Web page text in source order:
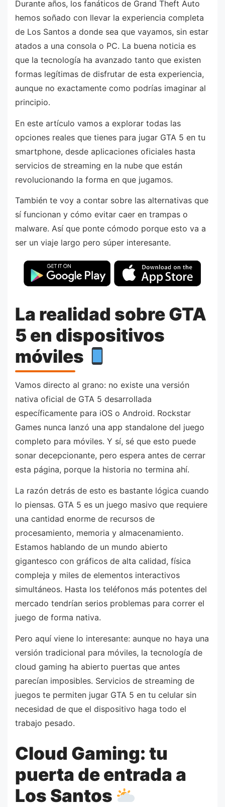
Durante años, los fanáticos de Grand Theft Auto
hemos soñado con llevar la experiencia completa
de Los Santos a donde sea que vayamos, sin estar
atados a una consola o PC. La buena noticia es
que la tecnología ha avanzado tanto que existen
formas legítimas de disfrutar de esta experiencia,
aunque no exactamente como podrías imaginar al
principio.
En este artículo vamos a explorar todas las
opciones reales que tienes para jugar GTA 5 en tu
smartphone, desde aplicaciones oficiales hasta
servicios de streaming en la nube que están
revolucionando la forma en que jugamos.
También te voy a contar sobre las alternativas que
sí funcionan y cómo evitar caer en trampas o
malware. Así que ponte cómodo porque esto va a
ser un viaje largo pero súper interesante.
La realidad sobre GTA
5 en dispositivos
móviles
Vamos directo al grano: no existe una versión
nativa oficial de GTA 5 desarrollada
específicamente para iOS o Android. Rockstar
Games nunca lanzó una app standalone del juego
completo para móviles. Y sí, sé que esto puede
sonar decepcionante, pero espera antes de cerrar
esta página, porque la historia no termina ahí.
La razón detrás de esto es bastante lógica cuando
lo piensas. GTA 5 es un juego masivo que requiere
una cantidad enorme de recursos de
procesamiento, memoria y almacenamiento.
Estamos hablando de un mundo abierto
gigantesco con gráficos de alta calidad, física
compleja y miles de elementos interactivos
simultáneos. Hasta los teléfonos más potentes del
mercado tendrían serios problemas para correr el
juego de forma nativa.
Pero aquí viene lo interesante: aunque no haya una
versión tradicional para móviles, la tecnología de
cloud gaming ha abierto puertas que antes
parecían imposibles. Servicios de streaming de
juegos te permiten jugar GTA 5 en tu celular sin
necesidad de que el dispositivo haga todo el
trabajo pesado.
Cloud Gaming: tu
puerta de entrada a
Los Santos